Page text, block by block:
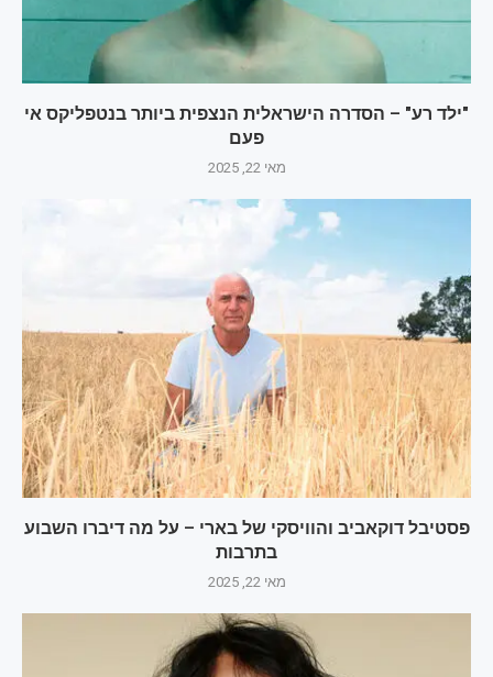
"ילד רע" – הסדרה הישראלית הנצפית ביותר בנטפליקס אי
פעם
מאי 22, 2025
פסטיבל דוקאביב והוויסקי של בארי – על מה דיברו השבוע
בתרבות
מאי 22, 2025